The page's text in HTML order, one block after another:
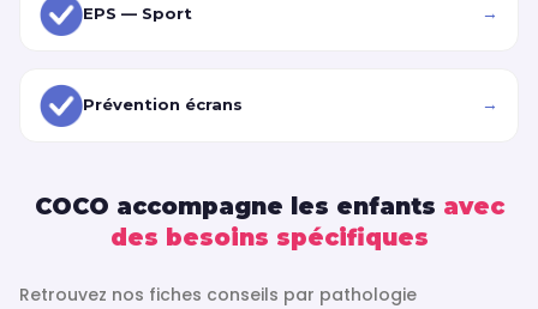
EPS — Sport →
Prévention écrans →
COCO accompagne les enfants avec
des besoins spécifiques
Retrouvez nos fiches conseils par pathologie